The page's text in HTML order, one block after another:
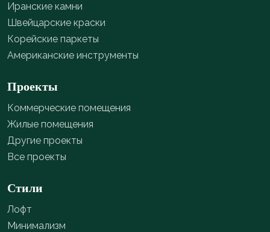
Иранские камни
Швейцарские краски
Корейские паркеты
Американские инструменты
Проекты
Коммерческие помещения
Жилые помещения
Другие проекты
Все проекты
Стили
Лофт
Минимализм